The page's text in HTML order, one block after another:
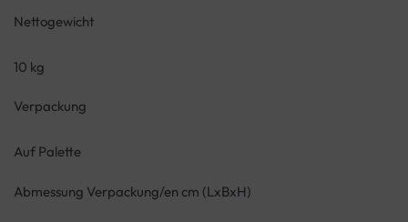
Nettogewicht
10 kg
Verpackung
Auf Palette
Abmessung Verpackung/en cm (LxBxH)